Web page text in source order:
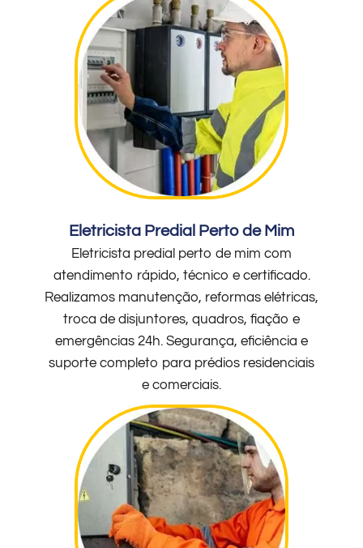
Eletricista Predial Perto de Mim
Eletricista predial perto de mim com
atendimento rápido, técnico e certificado.
Realizamos manutenção, reformas elétricas,
troca de disjuntores, quadros, fiação e
emergências 24h. Segurança, eficiência e
suporte completo para prédios residenciais
e comerciais.